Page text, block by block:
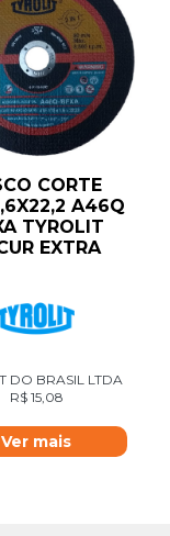
CORTE
A46Q
TYROLIT
EXTRA
DO BRASIL LTDA
R$ 15,08
Ver mais